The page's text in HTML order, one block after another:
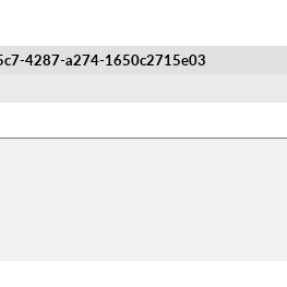
4287-a274-1650c2715e03